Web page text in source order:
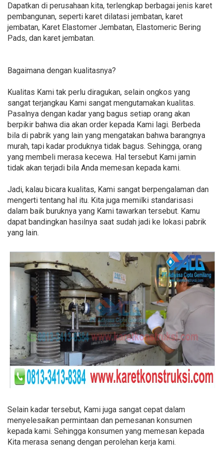
Dapatkan di perusahaan kita, terlengkap berbagai jenis karet
pembangunan, seperti karet dilatasi jembatan, karet
jembatan, Karet Elastomer Jembatan, Elastomeric Bering
Pads, dan karet jembatan.
Bagaimana dengan kualitasnya?
Kualitas Kami tak perlu diragukan, selain ongkos yang
sangat terjangkau Kami sangat mengutamakan kualitas.
Pasalnya dengan kadar yang bagus setiap orang akan
berpikir bahwa dia akan order kepada Kami lagi. Berbeda
bila di pabrik yang lain yang mengatakan bahwa barangnya
murah, tapi kadar produknya tidak bagus. Sehingga, orang
yang membeli merasa kecewa. Hal tersebut Kami jamin
tidak akan terjadi bila Anda memesan kepada kami.
Jadi, kalau bicara kualitas, Kami sangat berpengalaman dan
mengerti tentang hal itu. Kita juga memilki standarisasi
dalam baik buruknya yang Kami tawarkan tersebut. Kamu
dapat bandingkan hasilnya saat sudah jadi ke lokasi pabrik
yang lain.
Selain kadar tersebut, Kami juga sangat cepat dalam
menyelesaikan permintaan dan pemesanan konsumen
kepada kami. Sehingga konsumen yang memesan kepada
Kita merasa senang dengan perolehan kerja kami.